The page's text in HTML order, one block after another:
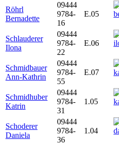
Röhrl
Bernadette
09444
9784-
16
E.05
Schlauderer
Ilona
09444
9784-
22
E.06
Schmidbauer
Ann-Kathrin
09444
9784-
55
E.07
Schmidhuber
Katrin
09444
9784-
31
1.05
Schoderer
Daniela
09444
9784-
36
1.04